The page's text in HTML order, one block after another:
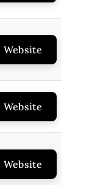
Website
Website
Website